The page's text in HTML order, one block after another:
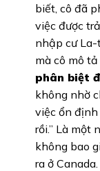
biết, cô đã
việc được
nhập cư
mà cô mô
phân biệt
không nhờ
việc ổn
rồi.” Là một
không bao
ra ở